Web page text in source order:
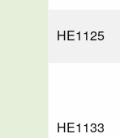
HE1125
HE1133